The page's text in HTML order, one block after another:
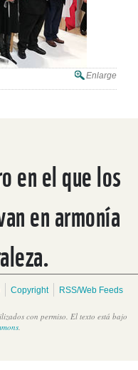
Enlarge
en el que los
en armonía
Copyright RSS/Web Feeds
con permiso. El texto está bajo
.